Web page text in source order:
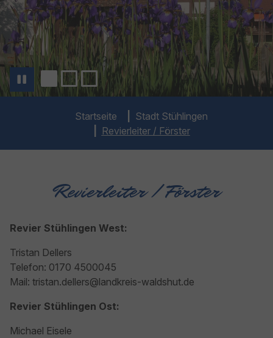
Startseite
Stadt Stühlingen
Revierleiter / Förster
Revierleiter / Förster
Revier Stühlingen West:
Tristan Dellers
Telefon: 0170 4500045
Mail: tristan.dellers@landkreis-waldshut.de
Revier Stühlingen Ost:
Michael Eisele